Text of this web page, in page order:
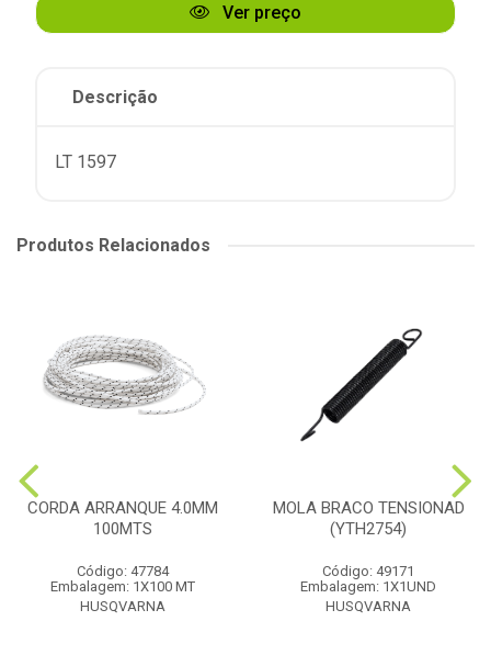
Ver preço
Descrição
LT 1597
Produtos Relacionados
CORDA ARRANQUE 4.0MM
100MTS
Código: 47784
Embalagem: 1X100 MT
HUSQVARNA
MOLA BRACO TENSIONAD
(YTH2754)
Código: 49171
Embalagem: 1X1UND
HUSQVARNA